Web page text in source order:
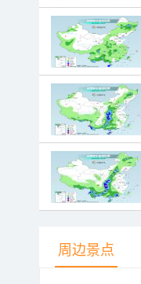
周边景点